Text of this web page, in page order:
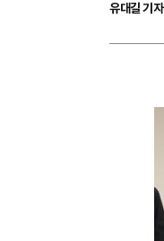
유대길 기자